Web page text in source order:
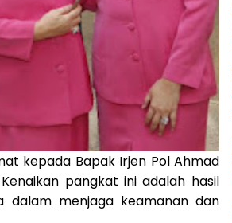
kepada Bapak Irjen Pol Ahmad
pangkat ini adalah hasil
dalam menjaga keamanan dan